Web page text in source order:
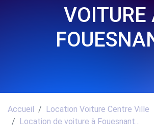
VOITURE
Accueil
Location Voiture Centre Ville
Location de voiture à Fouesnant...